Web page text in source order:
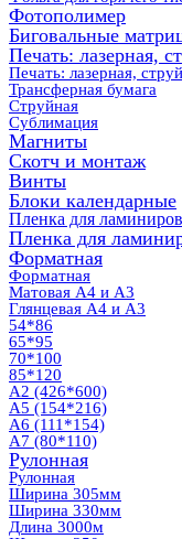
Фотополимер
Биговальные
Печать: лазерная,
Печать: лазерная,
Трансферная бумага
Струйная
Сублимация
Магниты
Скотч и монтаж
Винты
Блоки календарные
Пленка для
Пленка для
Форматная
Форматная
Матовая А4 и А3
Глянцевая А4 и А3
54*86
65*95
70*100
85*120
А2 (426*600)
А5 (154*216)
А6 (111*154)
А7 (80*110)
Рулонная
Рулонная
Ширина 305мм
Ширина 330мм
Длина 3000м